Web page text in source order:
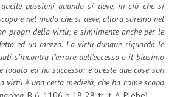
passioni quando si deve, in ciò che si
e nel modo che si deve, allora saremo nel
propri della virtù; e similmente anche per le
ed un mezzo. La virtù dunque riguarda le
s’incontra l’errore dell’eccesso e il biasimo
ed ha successo: e queste due cose son
virtù è una certa medietà, che ha come scopo